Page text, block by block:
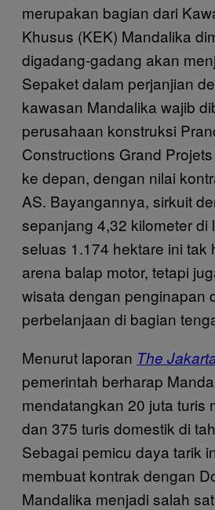
merupakan bagian dari
Khusus (KEK) Mandalika
digadang-gadang akan
Sepaket dalam perjanjian
kawasan Mandalika wajib
perusahaan konstruksi
Constructions Grand
ke depan, dengan nilai
AS. Bayangannya, sirkuit
sepanjang 4,32 kilometer di
seluas 1.174 hektare ini tak
arena balap motor, tetapi
wisata dengan penginapan
perbelanjaan di bagian
Menurut laporan The
pemerintah berharap
mendatangkan 20 juta turis
dan 375 turis domestik di
Sebagai pemicu daya tarik
membuat kontrak dengan
Mandalika menjadi salah